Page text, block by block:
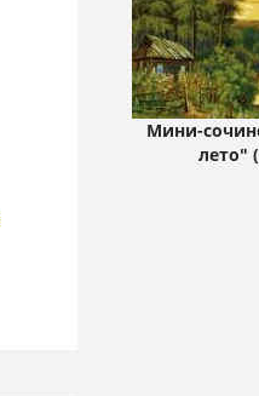
Мини-
лето"